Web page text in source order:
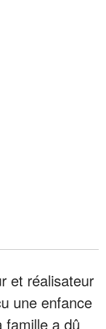
et réalisateur
une enfance
famille a dû